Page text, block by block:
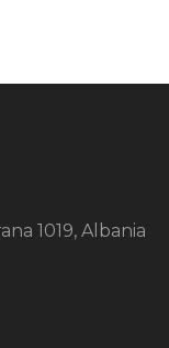
1019, Albania